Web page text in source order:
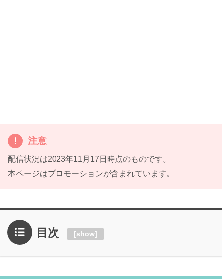
注意
配信状況は2023年11月17日時点のものです。
本ページはプロモーションが含まれています。
目次 [show]